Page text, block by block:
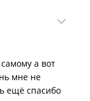
а вот
мне не
ещё спасибо